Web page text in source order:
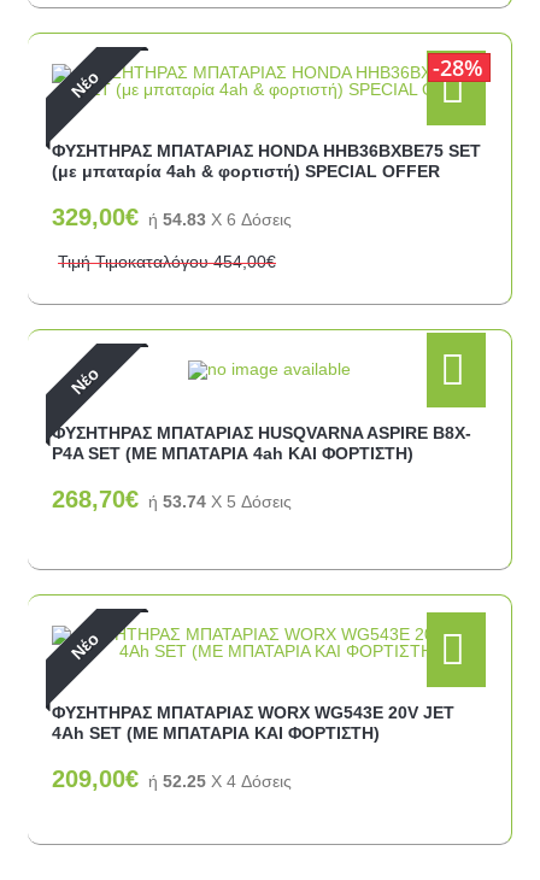
Νέο 28%
ΦΥΣΗΤΗΡΑΣ ΜΠΑΤΑΡΙΑΣ HONDA ΗΗΒ36ΒΧΒΕ75 SET
(με μπαταρία 4ah & φορτιστή) SPECIAL OFFER
329,00€ ή 54.83 X 6 Δόσεις
Τιμή Τιμοκαταλόγου454,00€
Νέο
ΦΥΣΗΤΗΡΑΣ ΜΠΑΤΑΡΙΑΣ HUSQVARNA ASPIRE B8X-
P4A SET (ΜΕ ΜΠΑΤΑΡΙΑ 4ah ΚΑΙ ΦΟΡΤΙΣΤΗ)
268,70€ ή 53.74 X 5 Δόσεις
Νέο
ΦΥΣΗΤΗΡΑΣ ΜΠΑΤΑΡΙΑΣ WORX WG543E 20V JET
4Ah SET (ΜΕ ΜΠΑΤΑΡΙΑ ΚΑΙ ΦΟΡΤΙΣΤΗ)
209,00€ ή 52.25 X 4 Δόσεις